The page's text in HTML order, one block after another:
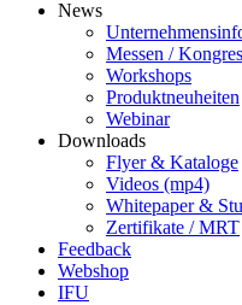
News
Messen /
Workshops
Produktneuheiten
Webinar
Downloads
Flyer & Kataloge
Videos (mp4)
Whitepaper &
Zertifikate / MRT
Feedback
Webshop
IFU